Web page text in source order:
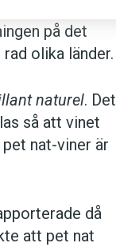
på det
olika länder.
naturel. Det
så att vinet
nat-viner är
då
att pet nat